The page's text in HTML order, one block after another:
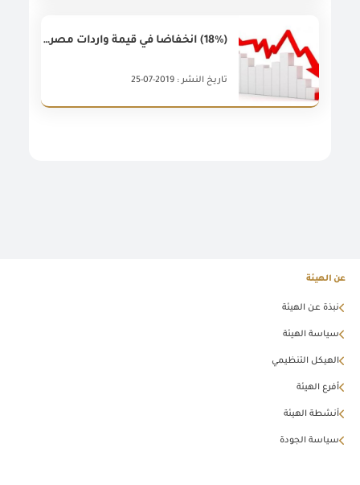
(18%) انخفاضا في قيمة واردات مصر غير البترولية خلال شهر مايو 2019 مقارنة بشهر مايو 2018
تاريخ النشر : 2019-07-25
عن الهيئة
نبذة عن الهيئة
سياسة الهيئة
الهيكل التنظيمي
أفرع الهيئة
أنشطة الهيئة
سياسة الجودة